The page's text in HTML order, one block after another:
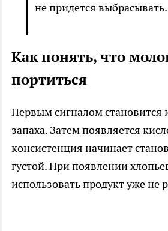
не придется выбрасывать.
Как понять, что
портиться
Первым сигналом становится
запаха. Затем появляется
консистенция начинает
густой. При появлении
использовать продукт уже не